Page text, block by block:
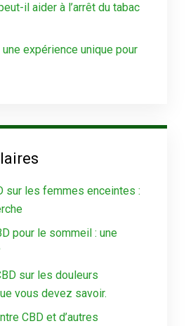
il aider à l’arrêt du tabac
une expérience unique pour
sur les femmes enceintes :
pour le sommeil : une
sur les douleurs
vous devez savoir.
CBD et d’autres